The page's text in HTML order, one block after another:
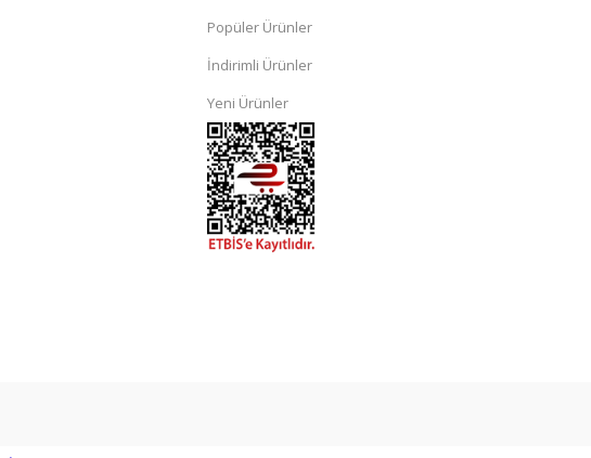
Popüler Ürünler
İndirimli Ürünler
Yeni Ürünler